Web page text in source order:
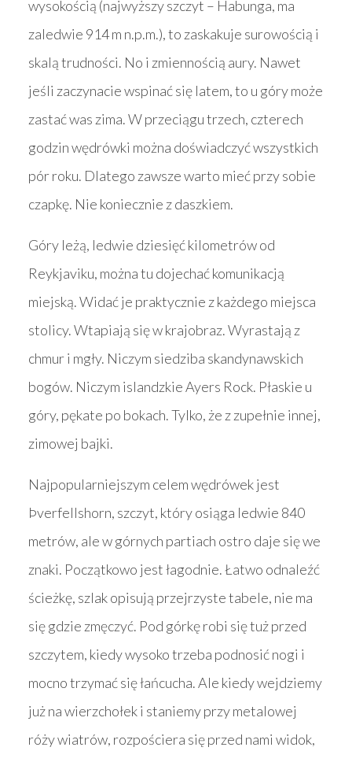
wysokością (najwyższy szczyt – Habunga, ma
zaledwie 914 m n.p.m.), to zaskakuje surowością i
skalą trudności. No i zmiennością aury. Nawet
jeśli zaczynacie wspinać się latem, to u góry może
zastać was zima. W przeciągu trzech, czterech
godzin wędrówki można doświadczyć wszystkich
pór roku. Dlatego zawsze warto mieć przy sobie
czapkę. Nie koniecznie z daszkiem.
Góry leżą, ledwie dziesięć kilometrów od
Reykjaviku, można tu dojechać komunikacją
miejską. Widać je praktycznie z każdego miejsca
stolicy. Wtapiają się w krajobraz. Wyrastają z
chmur i mgły. Niczym siedziba skandynawskich
bogów. Niczym islandzkie Ayers Rock. Płaskie u
góry, pękate po bokach. Tylko, że z zupełnie innej,
zimowej bajki.
Najpopularniejszym celem wędrówek jest
Þverfellshorn, szczyt, który osiąga ledwie 840
metrów, ale w górnych partiach ostro daje się we
znaki. Początkowo jest łagodnie. Łatwo odnaleźć
ścieżkę, szlak opisują przejrzyste tabele, nie ma
się gdzie zmęczyć. Pod górkę robi się tuż przed
szczytem, kiedy wysoko trzeba podnosić nogi i
mocno trzymać się łańcucha. Ale kiedy wejdziemy
już na wierzchołek i staniemy przy metalowej
róży wiatrów, rozpościera się przed nami widok,